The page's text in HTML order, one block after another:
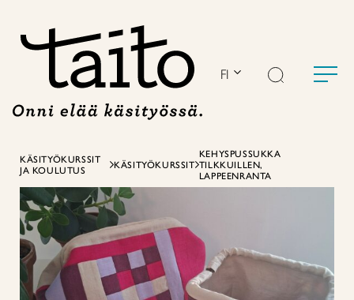
FI
KÄSITYÖKURSSIT
JA KOULUTUS
KÄSITYÖKURSSIT
KEHYSPUSSUKKA
TILKKUILLEN,
LAPPEENRANTA